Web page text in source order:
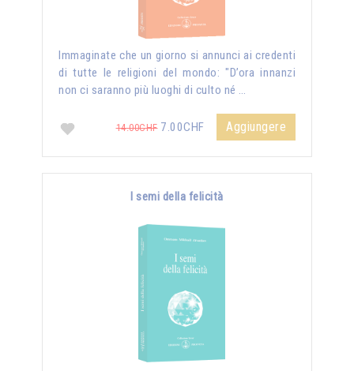
Immaginate che un giorno si annunci ai credenti
di tutte le religioni del mondo: "D’ora innanzi
non ci saranno più luoghi di culto né …
14.00CHF7.00CHF Aggiungere
I semi della felicità